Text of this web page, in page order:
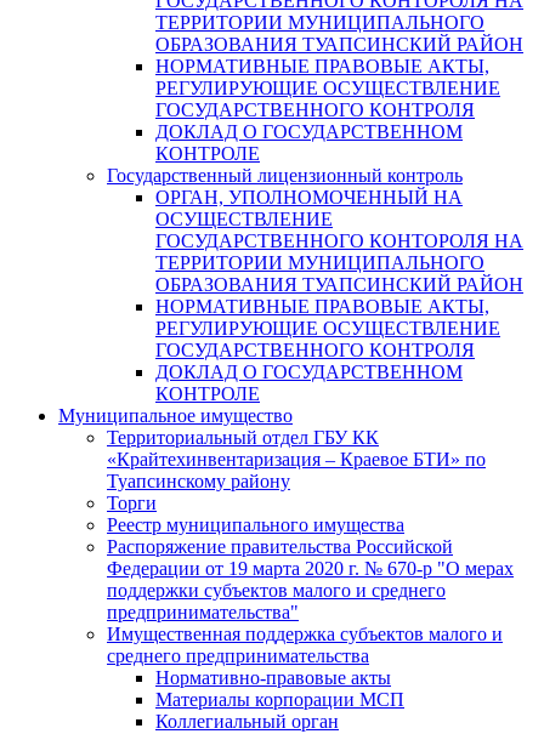
ТЕРРИТОРИИ МУНИЦИПАЛЬНОГО
ОБРАЗОВАНИЯ ТУАПСИНСКИЙ РАЙОН
НОРМАТИВНЫЕ ПРАВОВЫЕ АКТЫ,
РЕГУЛИРУЮЩИЕ ОСУЩЕСТВЛЕНИЕ
ГОСУДАРСТВЕННОГО КОНТРОЛЯ
ДОКЛАД О ГОСУДАРСТВЕННОМ
КОНТРОЛЕ
Государственный лицензионный контроль
ОРГАН, УПОЛНОМОЧЕННЫЙ НА
ОСУЩЕСТВЛЕНИЕ
ГОСУДАРСТВЕННОГО КОНТОРОЛЯ НА
ТЕРРИТОРИИ МУНИЦИПАЛЬНОГО
ОБРАЗОВАНИЯ ТУАПСИНСКИЙ РАЙОН
НОРМАТИВНЫЕ ПРАВОВЫЕ АКТЫ,
РЕГУЛИРУЮЩИЕ ОСУЩЕСТВЛЕНИЕ
ГОСУДАРСТВЕННОГО КОНТРОЛЯ
ДОКЛАД О ГОСУДАРСТВЕННОМ
КОНТРОЛЕ
Муниципальное имущество
Территориальный отдел ГБУ КК
«Крайтехинвентаризация – Краевое БТИ» по
Туапсинскому району
Торги
Реестр муниципального имущества
Распоряжение правительства Российской
Федерации от 19 марта 2020 г. № 670-р "О мерах
поддержки субъектов малого и среднего
предпринимательства"
Имущественная поддержка субъектов малого и
среднего предпринимательства
Нормативно-правовые акты
Материалы корпорации МСП
Коллегиальный орган